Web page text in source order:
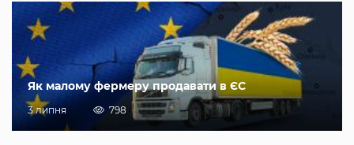
Як малому фермеру продавати в ЄС
3 липня 798